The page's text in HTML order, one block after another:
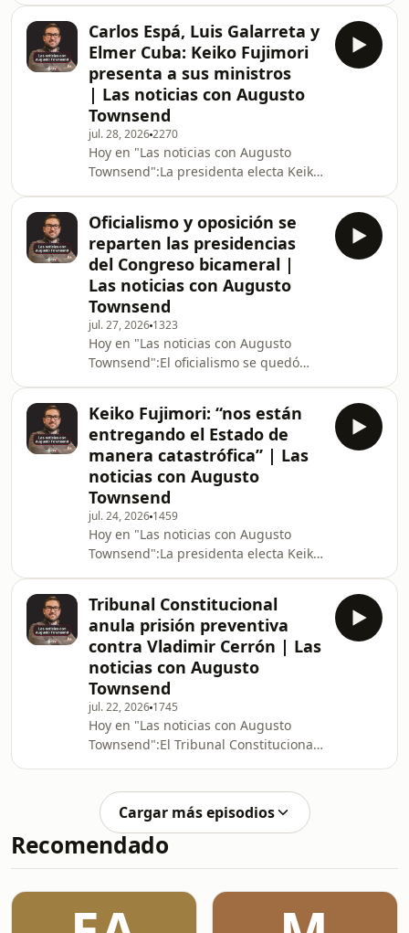
Nación de la presidenta Keiko
Fujimori Castillo por el 28 de
julio. Suscríbete a nuestro newsletter
gratuito:
https://comitedelectura.ghost.io/suscribete-
al-newsletter-de-comite/¡Síguenos en
nuestras redes sociales!• Twitter:
https://twitter.com/comit
Carlos Espá, Luis Galarreta y
Elmer Cuba: Keiko Fujimori
presenta a sus ministros
| Las noticias con Augusto
Townsend
jul. 28, 20262270
Hoy en "Las noticias con Augusto
Townsend":La presidenta electa Keiko
Ministros y que Elmer Cuba y Carlos
Espá serán los ministros de Economía
y Finanzas y de Relaciones Exteriores,
respectivamente. El Poder Judicial
rechazó un nuevo pedido del
excandidato presidencial Roberto
Sánchez para anular el juicio oral en
su contra
Oficialismo y oposición se
reparten las presidencias
del Congreso bicameral |
Las noticias con Augusto
Townsend
jul. 27, 2026 1323
Hoy en "Las noticias con Augusto
Townsend":El oficialismo se quedó
la presidencia de la Cámara de
Diputados, como resultado de las
elecciones que se hicieron ayer de las
mesas directivas del nuevo Congreso
bicameral.Cuarto Poder reveló chats
de la ex asesora parlamentaria de
Roberto Sánchez que involucrarían al
ex candid
Keiko Fujimori: “nos están
entregando el Estado de
manera catastrófica” | Las
noticias con Augusto
Townsend
jul. 24, 2026 1459
Hoy en "Las noticias con Augusto
Townsend":La presidenta electa Keiko
catastrófica”, refiriéndose a la
información que viene reportándole
su equipo de transferenciaLa
Dirección de Gracias Presidenciales
del Ministerio de Justicia rechazó una
solicitud de indulto a favor de Pedro
Castillo ya que no cumplió con los
“requisi
Tribunal Constitucional
anula prisión preventiva
contra Vladimir Cerrón | Las
noticias con Augusto
Townsend
jul. 22, 2026 1745
Hoy en "Las noticias con Augusto
Townsend":El Tribunal Constitucional
preventiva contra el líder de Perú
Libre, Vladimir CerrónLas
negociaciones entre bancadas para
definir a las Mesas Directivas del
intensifican a pocos días de la
elecciónEl JNE entregó la credencial
Cargar más episodios
Recomendado